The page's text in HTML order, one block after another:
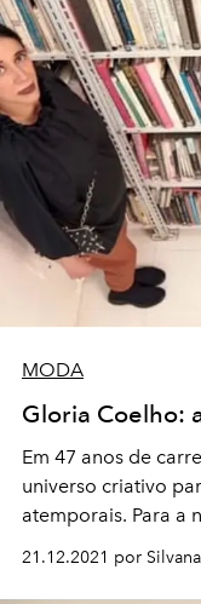
MODA
Gloria Coelho:
Em 47 anos de
universo criativo
atemporais. Para a
preocupação com
atitude punk
21.12.2021 por